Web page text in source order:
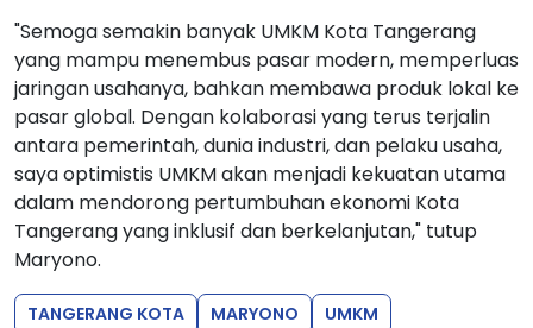
"Semoga semakin banyak UMKM Kota Tangerang
yang mampu menembus pasar modern, memperluas
jaringan usahanya, bahkan membawa produk lokal ke
pasar global. Dengan kolaborasi yang terus terjalin
antara pemerintah, dunia industri, dan pelaku usaha,
saya optimistis UMKM akan menjadi kekuatan utama
dalam mendorong pertumbuhan ekonomi Kota
Tangerang yang inklusif dan berkelanjutan," tutup
Maryono.
TANGERANG KOTA MARYONO UMKM